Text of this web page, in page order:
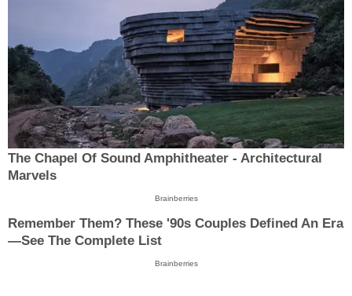
The Chapel Of Sound Amphitheater - Architectural
Marvels
Brainberries
Remember Them? These '90s Couples Defined An Era
—See The Complete List
Brainberries